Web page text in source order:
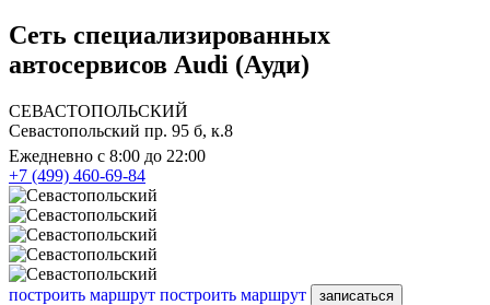
Сеть специализированных
автосервисов Audi (Ауди)
СЕВАСТОПОЛЬСКИЙ
Севастопольский пр. 95 б, к.8
Ежедневно с 8:00 до 22:00
+7 (499) 460-69-84
построить маршрут построить маршрут записаться